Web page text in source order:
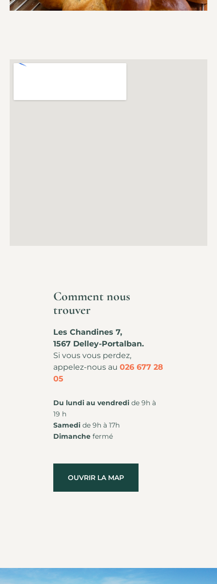
Comment nous
trouver
Les Chandines 7,
1567 Delley-Portalban.
Si vous vous perdez,
appelez-nous au 026 677 28
05
Du lundi au vendredi de 9h à
19 h
Samedi de 9h à 17h
Dimanche fermé
OUVRIR LA MAP